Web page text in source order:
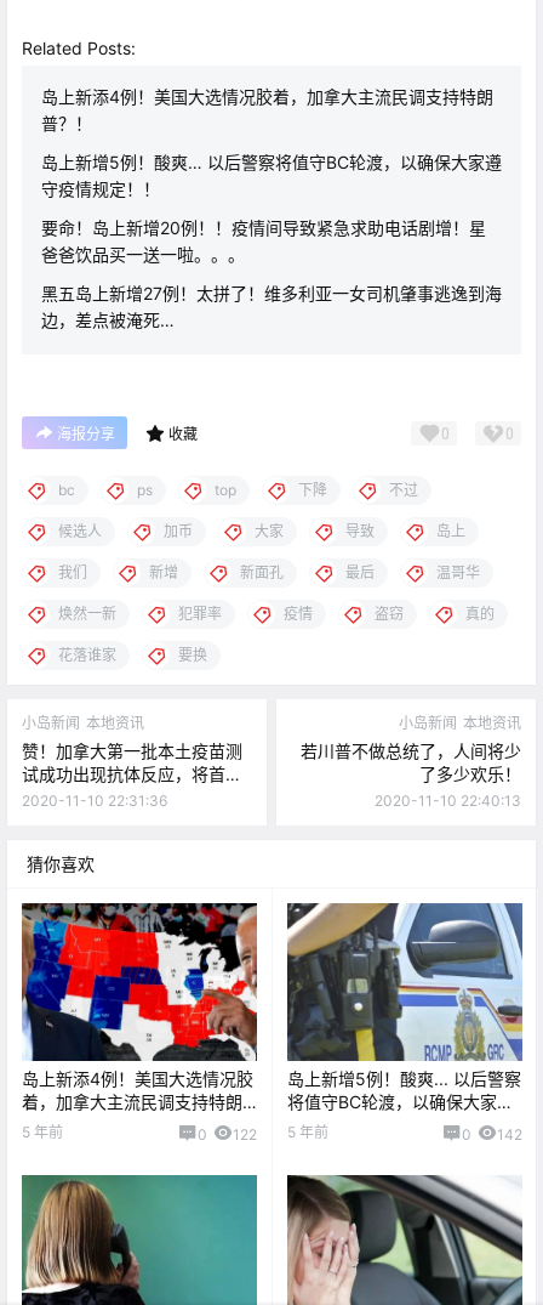
Related Posts:
岛上新添4例！美国大选情况胶着，加拿大主流民调支持特朗
普？！
岛上新增5例！酸爽… 以后警察将值守BC轮渡，以确保大家遵
守疫情规定！！
要命！岛上新增20例！！疫情间导致紧急求助电话剧增！星
爸爸饮品买一送一啦。。。
黑五岛上新增27例！太拼了！维多利亚一女司机肇事逃逸到海
边，差点被淹死…
海报分享 收藏 0 0
bc ps top 下降 不过
候选人 加币 大家 导致 岛上
我们 新增 新面孔 最后 温哥华
焕然一新 犯罪率 疫情 盗窃 真的
花落谁家 要换
小岛新闻 本地资讯
赞！加拿大第一批本土疫苗测
试成功出现抗体反应，将首提
供7600万剂
2020-11-10 22:31:36
小岛新闻 本地资讯
若川普不做总统了，人间将少
了多少欢乐！
2020-11-10 22:40:13
猜你喜欢
岛上新添4例！美国大选情况胶
着，加拿大主流民调支持特朗
普？！
5 年前 0 122
岛上新增5例！酸爽... 以后警察
将值守BC轮渡，以确保大家遵
守疫情规定！！
5 年前 0 142